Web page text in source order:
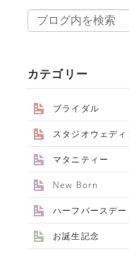
カテゴリー
ブライダル
スタジオウェデ
マタニティー
New Born
ハーフバースデー
お誕生記念